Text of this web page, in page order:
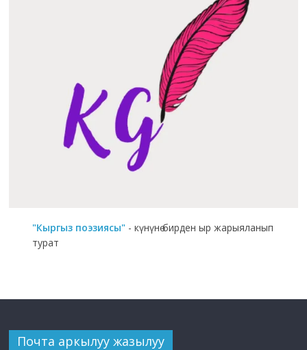
"Кыргыз поэзиясы" - күнүнө бирден ыр жарыяланып
турат
Почта аркылуу жазылуу